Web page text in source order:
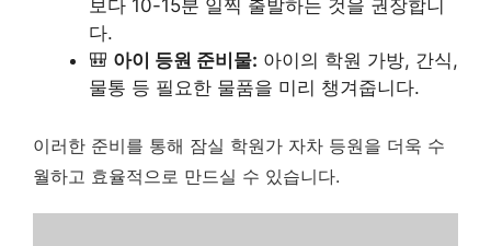
보다 10-15분 일찍 출발하는 것을 권장합니
다.
🎒 아이 등원 준비물: 아이의 학원 가방, 간식,
물통 등 필요한 물품을 미리 챙겨줍니다.
이러한 준비를 통해 잠실 학원가 자차 등원을 더욱 수
월하고 효율적으로 만드실 수 있습니다.